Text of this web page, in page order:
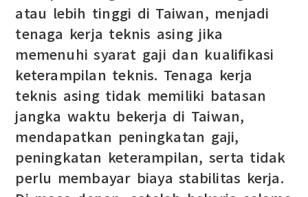
atau lebih tinggi di Taiwan, menjadi
tenaga kerja teknis asing jika
memenuhi syarat gaji dan kualifikasi
keterampilan teknis. Tenaga kerja
teknis asing tidak memiliki batasan
jangka waktu bekerja di Taiwan,
mendapatkan peningkatan gaji,
peningkatan keterampilan, serta tidak
perlu membayar biaya stabilitas kerja.